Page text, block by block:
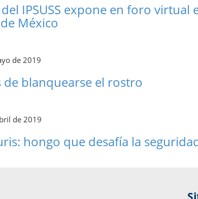
IPSUSS expone en foro virtual
México
de 2019
de blanquearse el rostro
de 2019
hongo que desafía la